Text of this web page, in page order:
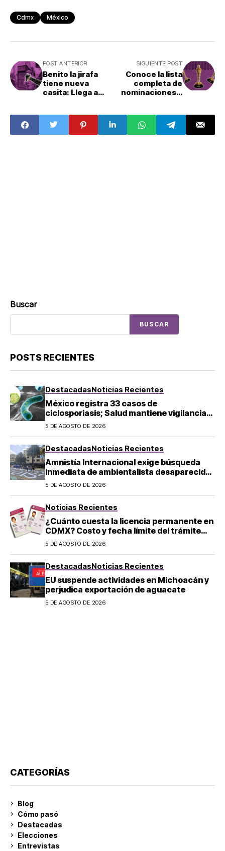
Cdmx México
POST ANTERIOR
Benito la jirafa
tiene nueva
casita: Llega a
SIGUIENTE POST
Conoce la lista
completa de
nominaciones a
Buscar
BUSCAR
POSTS RECIENTES
DestacadasNoticias Recientes
México registra 33 casos de
ciclosporiasis; Salud mantiene vigilancia
epidemiológica
5 DE AGOSTO DE 2026
DestacadasNoticias Recientes
Amnistía Internacional exige búsqueda
inmediata de ambientalista desaparecido
en Michoacán
5 DE AGOSTO DE 2026
Noticias Recientes
¿Cuánto cuesta la licencia permanente en
CDMX? Costo y fecha límite del trámite
2026
5 DE AGOSTO DE 2026
DestacadasNoticias Recientes
EU suspende actividades en Michoacán y
perjudica exportación de aguacate
5 DE AGOSTO DE 2026
CATEGORÍAS
Blog
Cómo pasó
Destacadas
Elecciones
Entrevistas